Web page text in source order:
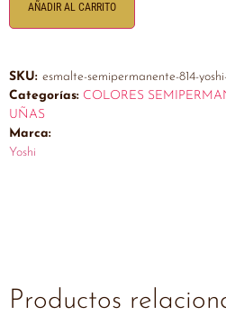
AÑADIR AL CARRITO
SKU: esmalte-semipermanente-814-
Categorías: COLORES
UÑAS
Marca:
Yoshi
Productos